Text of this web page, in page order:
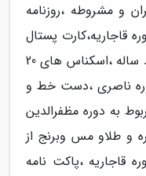
و مشروطه ،روزنامه
قاجاریه،کارت پستال
های خارجی با قدمت بیش از یکصد ساله ،اسکناس های 20
ناصری ،دست خط و
به دوره مظفرالدین
و طلاو مس وبرنج از
قاجاریه ،پاکت نامه